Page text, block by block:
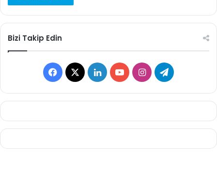
Bizi Takip Edin
F
a
e
b
X
L
i
k
e
Y
o
T
u
I
n
t
a
T
e
e
g